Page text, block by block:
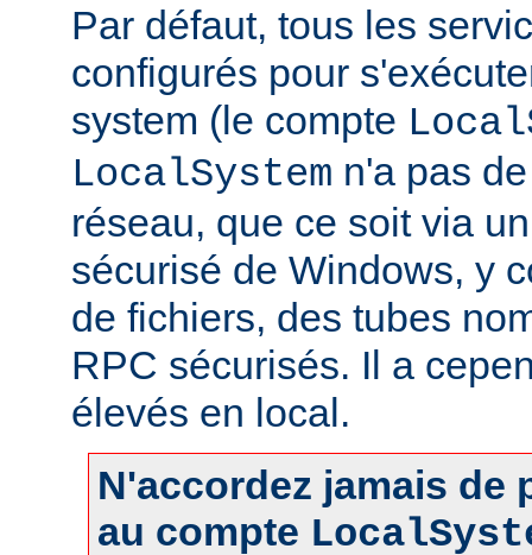
Par défaut, tous les
configurés pour
system (le compte
LocalSystem n'a pas
réseau, que ce soit via
sécurisé de Windows, y
de fichiers, des tubes
RPC sécurisés. Il a
élevés en local.
N'accordez jamais de
au compte